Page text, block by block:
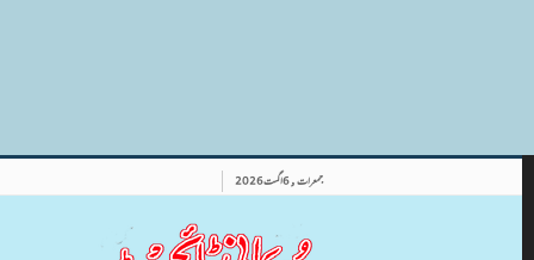
جمعرات , 6 اگست 2026